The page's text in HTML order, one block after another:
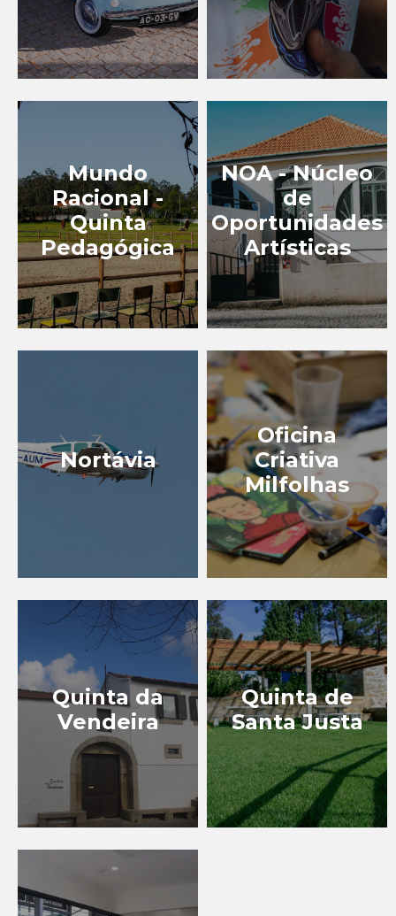
Mundo
Racional -
Quinta
Pedagógica
NOA - Núcleo
de
Oportunidades
Artísticas
Nortávia
Oficina
Criativa
Milfolhas
Quinta da
Vendeira
Quinta de
Santa Justa